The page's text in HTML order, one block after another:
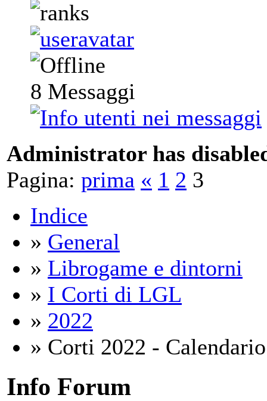
8 Messaggi
Administrator has
Pagina: prima « 1 2 3
Indice
» General
» Librogame e dintorni
» I Corti di LGL
» 2022
» Corti 2022 -
Info Forum